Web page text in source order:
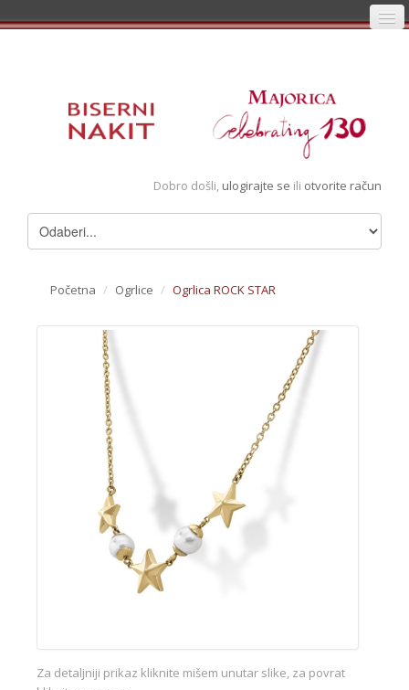
Registracija
Pregledani artikli
Dobro došli, ulogirajte se ili otvorite račun
Početna / Ogrlice / Ogrlica ROCK STAR
Za detaljniji prikaz kliknite mišem unutar slike, za povrat